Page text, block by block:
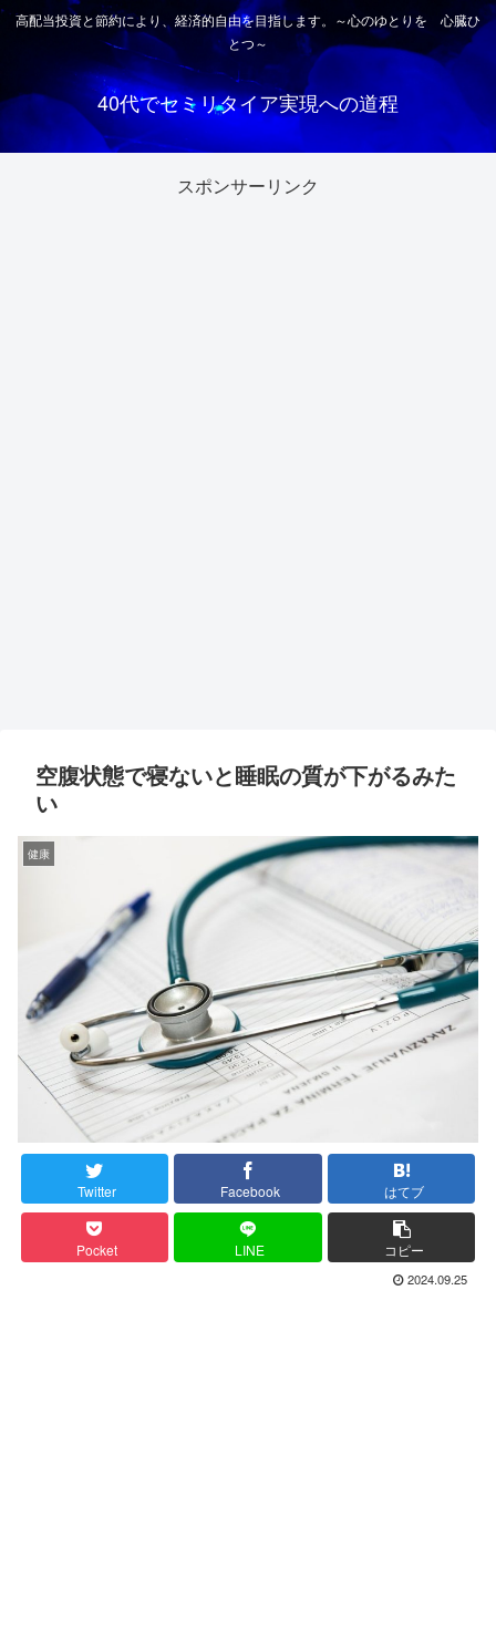
高配当投資と節約により、経済的自由を目指します。～心のゆとりを 心臓ひ
とつ～
40代でセミリタイア実現への道程
スポンサーリンク
空腹状態で寝ないと睡眠の質が下がるみた
い
健康
Twitter Facebook はてブ
Pocket LINE コピー
2024.09.25